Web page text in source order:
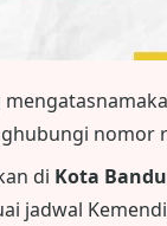
nomor
di Kota
jadwal